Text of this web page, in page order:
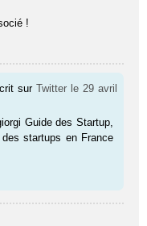
!
sur Twitter le 29 avril
Guide des Startup,
startups en France